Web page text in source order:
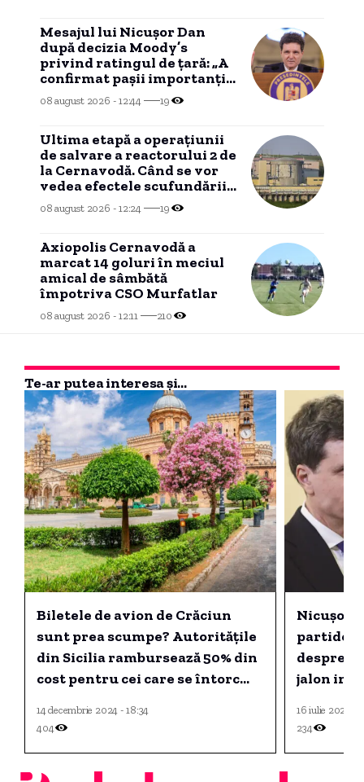
Mesajul lui Nicușor Dan
după decizia Moody’s
privind ratingul de țară: „A
confirmat pașii importanți
realizați de România”
08 august 2026 - 12:44 19
Ultima etapă a operațiunii
de salvare a reactorului 2 de
la Cernavodă. Când se vor
vedea efectele scufundării
barjelor în Dunăre.
08 august 2026 - 12:24 19
Axiopolis Cernavodă a
marcat 14 goluri în meciul
amical de sâmbătă
împotriva CSO Murfatlar
08 august 2026 - 12:11 210
Te-ar putea interesa și...
Biletele de avion de Crăciun
sunt prea scumpe? Autoritățile
din Sicilia rambursează 50% din
cost pentru cei care se întorc
14 decembrie 2024 - 18:34
404
Nicușor
despre
jalon
16 iulie 2026 -
234